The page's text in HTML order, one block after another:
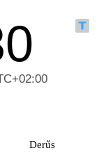
Derűs